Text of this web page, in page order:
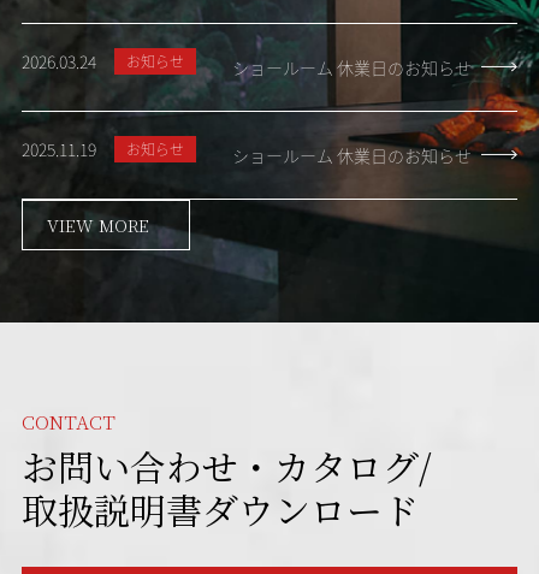
2026.03.24 お知らせ ショールーム 休業日のお知らせ
2025.11.19 お知らせ ショールーム 休業日のお知らせ
VIEW MORE
CONTACT
お問い合わせ・カタログ/
取扱説明書ダウンロード